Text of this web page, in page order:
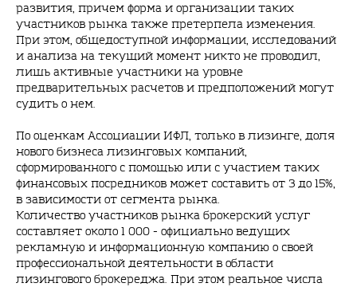
развития, причем форма и организации таких
участников рынка также претерпела изменения.
При этом, общедоступной информации, исследований
и анализа на текущий момент никто не проводил,
лишь активные участники на уровне
предварительных расчетов и предположений могут
судить о нем.
По оценкам Ассоциации ИФЛ, только в лизинге, доля
нового бизнеса лизинговых компаний,
сформированного с помощью или с участием таких
финансовых посредников может составить от 3 до 15%,
в зависимости от сегмента рынка.
Количество участников рынка брокерский услуг
составляет около 1 000 - официально ведущих
рекламную и информационную компанию о своей
профессиональной деятельности в области
лизингового брокереджа. При этом реальное числа